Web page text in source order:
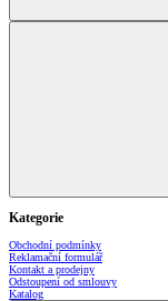
Kategorie
Obchodní podmínky
Reklamační formulář
Kontakt a prodejny
Odstoupení od smlouvy
Katalog